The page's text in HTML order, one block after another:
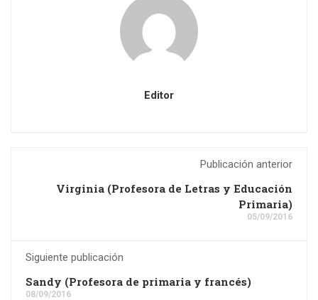
Editor
Publicación anterior
Virginia (Profesora de Letras y Educación
Primaria)
05/09/2016
Siguiente publicación
Sandy (Profesora de primaria y francés)
08/09/2016